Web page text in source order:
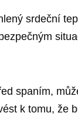
srdeční
spaním,
k tomu, že